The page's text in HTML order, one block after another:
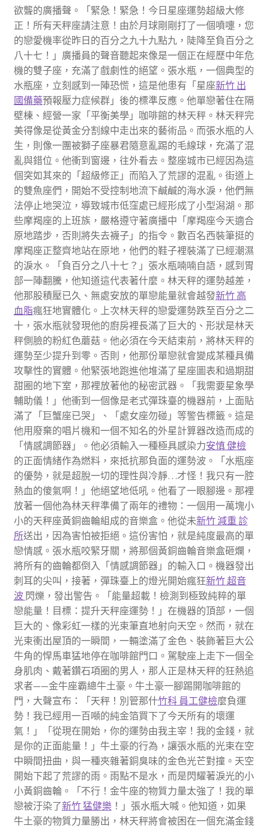
欲聾的廣播聲。「緊急！緊急！今日星座運勢超級大修
正！所有天秤座請注意！由於月球剛剛打了一個噴嚏，您
的戀愛機率從昨日的百分之九十九點九，陡降至負百分之
八十七！」廣播員的聲音聽起來像是一個正在經歷中年危
機的雙子座，充滿了戲劇性的絕望。張水瓶，一個典型的
水瓶座，立刻感到一陣恐慌，這是他患有「星座新竹 出
國備藥預報壓力症候群」後的標準反應。他單戀著住在隔
壁棟、經營一家「平衡美學」咖啡館的林天秤。林天秤完
美得像是從黃金分割線中走出來的藝術品。而張水瓶的人
生，則像一團被獅子座暴君隨意亂踢的毛線球，充滿了混
亂與錯位。他衝到窗邊，往外看去。整座城市已經因為這
個突如其來的「超級修正」而陷入了荒謬的混亂。街道上
的雙魚座們，開始不受控制地流下鹹鹹的海水淚，他們無
法停止地哭泣，導致城市低窪處已經形成了小型潟湖。那
些摩羯座的上班族，嚴格遵守著廣播中「摩羯座今天適合
原地踏步，否則將失去襪子」的指令。數百名西裝筆挺的
摩羯座正整齊地站在原地，他們的鞋子裡裝滿了已經潮濕
的淚水。「負百分之八十七？」張水瓶喃喃自語，感到胃
部一陣翻騰，他知道這代表著什麼。林天秤的運勢越差，
他那股積壓已久、無處安放的單戀能量就會越發新竹 高
血脂瘋狂地實體化。上次林天秤的戀愛運勢跌至百分之二
十，張水瓶就發現他的廚房裡長滿了巨大的、形狀是林天
秤側臉的粉紅色蘑菇。他必須在今天結束前，將林天秤的
運勢至少提升到零。否則，他那份單戀就會變成某種具備
攻擊性的實體。他緊張地跑進他堆滿了星座圖表和過期甜
甜圈的地下室，那裡放著他的秘密武器。「我需要星象學
輔助儀！」他衝到一個像是老式彈珠臺的機器前，上面貼
滿了「巨蟹座已哭」、「處女座勿碰」等警告標籤。這是
他用廢棄的唱片機和一個不知名的外星計算器改造而成的
「情感調節器」。他必須輸入一種極具感染力安慎 健檢
的正面情緒作為燃料，來抵抗那負面的運勢波。「水瓶座
的優勢，就是超脫一切的理性與冷靜…才怪！我只有一腔
熱血的傻氣啊！」他絕望地低吼。他看了一眼腳邊。那裡
放著一個他為林天秤準備了兩年的禮物：一個用一萬塊小
小的天秤座黃銅齒輪組成的音樂盒。他從未新竹 減重 診
所送出，因為害怕被拒絕。這份害怕，就是純度最高的單
戀情感。張水瓶咬緊牙關，將那個黃銅齒輪音樂盒砸爛，
將所有的齒輪都倒入「情感調節器」的輸入口。機器發出
刺耳的尖叫，接著，彈珠臺上的燈光開始瘋狂新竹 超音
波 閃爍，發出警告。「能量超載！檢測到極致純粹的單
戀能量！目標：提升天秤座運勢！」在機器的頂部，一個
巨大的、像彩虹一樣的光束筆直地射向天空。然而，就在
光束衝出屋頂的一瞬間，一輛塗滿了金色、裝飾著巨大公
牛角的悍馬車猛地停在咖啡館門口。駕駛座上走下一個全
身肌肉、戴著鑽石項圈的男人，那人正是林天秤的狂熱追
求者——金牛座霸總牛土豪。牛土豪一腳踢開咖啡館的
門，大聲宣布：「天秤！別管那什竹科 員工健檢麼負運
勢！我已經用一百噸的純金箔買下了今天所有的壞運
氣！」「從現在開始，你的運勢由我主宰！我的金錢，就
是你的正面能量！」牛土豪的行為，讓張水瓶的光束在空
中瞬間扭曲，與一種夾雜著銅臭味的金色光芒對撞。天空
開始下起了荒謬的雨。雨點不是水，而是閃耀著淚光的小
小黃銅齒輪。「不行！金牛座的物質力量太強了！我的單
戀被汙染了新竹 猛健樂！」張水瓶大喊。他知道，如果
牛土豪的物質力量勝出，林天秤將會被困在一個充滿金錢